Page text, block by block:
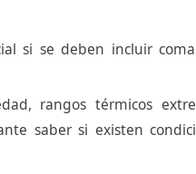
si se deben incluir
rangos térmicos
saber si existen